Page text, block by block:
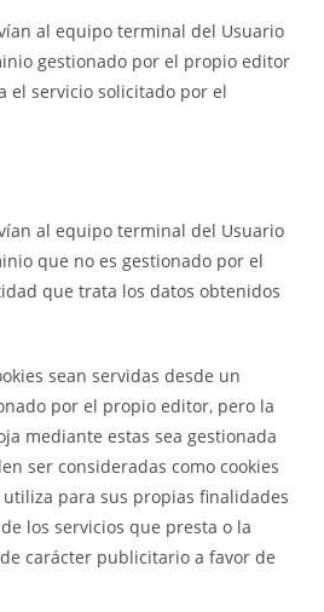
al equipo terminal del Usuario
gestionado por el propio editor
el servicio solicitado por el
al equipo terminal del Usuario
que no es gestionado por el
que trata los datos obtenidos
sean servidas desde un
por el propio editor, pero la
mediante estas sea gestionada
ser consideradas como cookies
para sus propias finalidades
los servicios que presta o la
carácter publicitario a favor de